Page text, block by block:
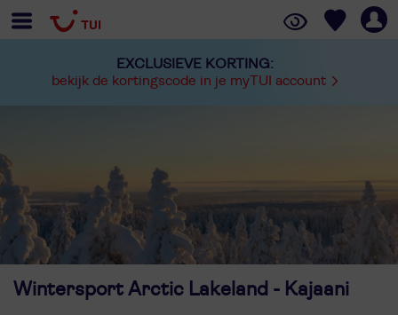
EXCLUSIEVE KORTING:
bekijk de kortingscode in je myTUI account
Wintersport Arctic Lakeland - Kajaani